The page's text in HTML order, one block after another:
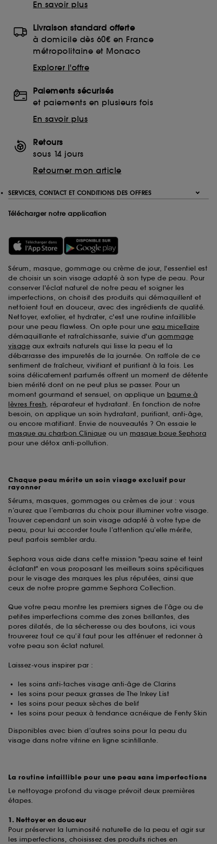
En savoir plus
Livraison standard offerte
à domicile dès 60€ en France
métropolitaine et Monaco
Explorer l'offre
Paiements sécurisés
et paiements en plusieurs fois
En savoir plus
Retours
sous 14 jours
Retourner mon article
SERVICES, CONTACT ET CONDITIONS DES OFFRES
Télécharger notre application
Sérum, masque, gommage ou crème de jour, l'essentiel est
de choisir un soin visage adapté à son type de peau. Pour
conserver l'éclat naturel de notre peau et soigner les
imperfections, on choisit des produits qui démaquillent et
nettoient tout en douceur, avec des ingrédients de qualité.
Nettoyer, exfolier, et hydrater, c'est une routine infaillible
pour une peau flawless. On opte pour une eau micellaire
démaquillante et rafraîchissante, suivie d'un gommage
visage aux extraits naturels qui lisse la peau et la
débarrasse des impuretés de la journée. On raffole de ce
sentiment de fraîcheur, vivifiant et purifiant à la fois. Les
soins délicatement parfumés offrent un moment de détente
bien mérité dont on ne peut plus se passer. Pour un
moment gourmand et sensuel, on applique un baume à
lèvres Fresh, réparateur et hydratant. En fonction de notre
besoin, on applique un soin hydratant, purifiant, anti-âge,
ou encore matifiant. Envie de nouveautés ? On essaie le
masque au charbon Clinique ou un masque boue Sephora
pour une détox anti-pollution.
Chaque peau mérite un soin visage exclusif pour
rayonner
Sérums, masques, gommages ou crèmes de jour : vous
n’aurez que l’embarras du choix pour illuminer votre visage.
Trouver cependant un soin visage adapté à votre type de
peau, pour lui accorder toute l’attention qu’elle mérite,
peut parfois sembler ardu.
Sephora vous aide dans cette mission "peau saine et teint
éclatant" en vous proposant les meilleurs soins spécifiques
pour le visage des marques les plus réputées, ainsi que
ceux de notre propre gamme Sephora Collection.
Que votre peau montre les premiers signes de l’âge ou de
petites imperfections comme des zones brillantes, des
pores dilatés, de la sécheresse ou des boutons, ici vous
trouverez tout ce qu’il faut pour les atténuer et redonner à
votre peau son éclat naturel.
Laissez-vous inspirer par :
les soins anti-taches visage anti-âge de Clarins
les soins pour peaux grasses de The Inkey List
les soins pour peaux sèches de belif
les soins pour peaux à tendance acnéique de Fenty Skin
Disponibles avec bien d’autres soins pour la peau du
visage dans notre vitrine en ligne scintillante.
La routine infaillible pour une peau sans imperfections
Le nettoyage profond du visage prévoit deux premières
étapes.
1. Nettoyer en douceur
Pour préserver la luminosité naturelle de la peau et agir sur
les imperfections, choisissez des produits riches en